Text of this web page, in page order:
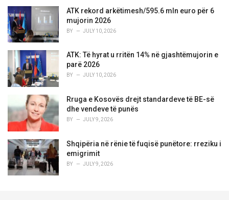
ATK rekord arkëtimesh/595.6 mln euro për 6
mujorin 2026
BY JULY 10, 2026
ATK: Të hyrat u rritën 14% në gjashtëmujorin e
parë 2026
BY JULY 10, 2026
Rruga e Kosovës drejt standardeve të BE-së
dhe vendeve të punës
BY JULY 9, 2026
Shqipëria në rënie të fuqisë punëtore: rreziku i
emigrimit
BY JULY 9, 2026